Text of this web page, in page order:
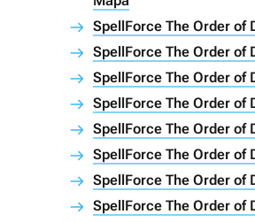
SpellForce The Order of
SpellForce The Order of
SpellForce The Order of
SpellForce The Order of
SpellForce The Order of
SpellForce The Order of
SpellForce The Order of
SpellForce The Order of